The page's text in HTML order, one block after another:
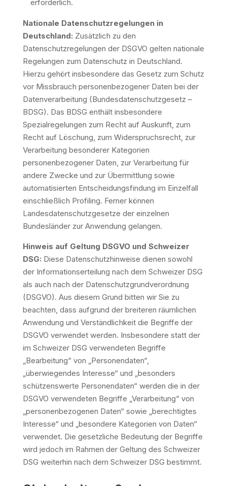
erforderlich.
Nationale Datenschutzregelungen in
Deutschland: Zusätzlich zu den
Datenschutzregelungen der DSGVO gelten nationale
Regelungen zum Datenschutz in Deutschland.
Hierzu gehört insbesondere das Gesetz zum Schutz
vor Missbrauch personenbezogener Daten bei der
Datenverarbeitung (Bundesdatenschutzgesetz –
BDSG). Das BDSG enthält insbesondere
Spezialregelungen zum Recht auf Auskunft, zum
Recht auf Löschung, zum Widerspruchsrecht, zur
Verarbeitung besonderer Kategorien
personenbezogener Daten, zur Verarbeitung für
andere Zwecke und zur Übermittlung sowie
automatisierten Entscheidungsfindung im Einzelfall
einschließlich Profiling. Ferner können
Landesdatenschutzgesetze der einzelnen
Bundesländer zur Anwendung gelangen.
Hinweis auf Geltung DSGVO und Schweizer
DSG: Diese Datenschutzhinweise dienen sowohl
der Informationserteilung nach dem Schweizer DSG
als auch nach der Datenschutzgrundverordnung
(DSGVO). Aus diesem Grund bitten wir Sie zu
beachten, dass aufgrund der breiteren räumlichen
Anwendung und Verständlichkeit die Begriffe der
DSGVO verwendet werden. Insbesondere statt der
im Schweizer DSG verwendeten Begriffe
„Bearbeitung“ von „Personendaten“,
„überwiegendes Interesse“ und „besonders
schützenswerte Personendaten“ werden die in der
DSGVO verwendeten Begriffe „Verarbeitung“ von
„personenbezogenen Daten“ sowie „berechtigtes
Interesse“ und „besondere Kategorien von Daten“
verwendet. Die gesetzliche Bedeutung der Begriffe
wird jedoch im Rahmen der Geltung des Schweizer
DSG weiterhin nach dem Schweizer DSG bestimmt.